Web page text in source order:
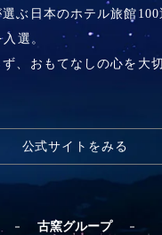
ぶ日本のホテル旅館
選。
、おもてなしの心を大
公式サイトをみる
古窯グループ